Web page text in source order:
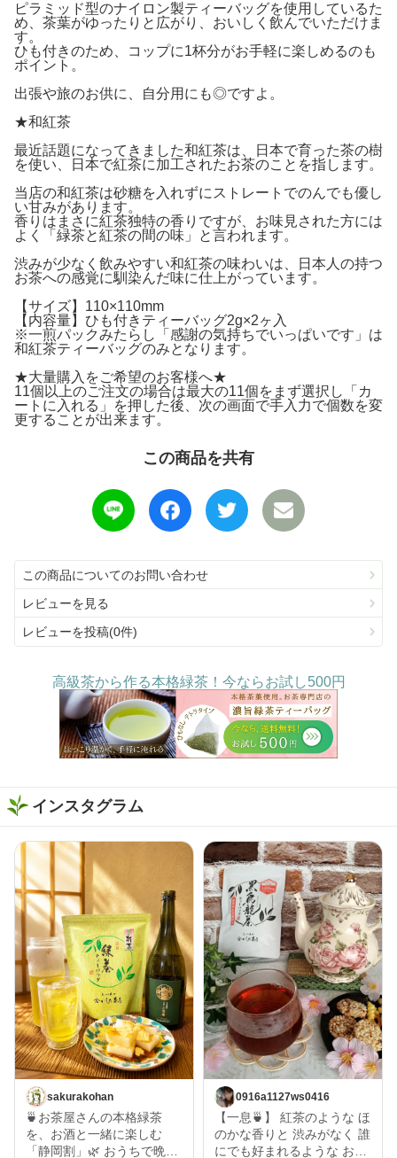
ピラミッド型のナイロン製ティーバッグを使用しているた
め、茶葉がゆったりと広がり、おいしく飲んでいただけま
す。
ひも付きのため、コップに1杯分がお手軽に楽しめるのも
ポイント。
出張や旅のお供に、自分用にも◎ですよ。
★和紅茶
最近話題になってきました和紅茶は、日本で育った茶の樹
を使い、日本で紅茶に加工されたお茶のことを指します。
当店の和紅茶は砂糖を入れずにストレートでのんでも優し
い甘みがあります。
香りはまさに紅茶独特の香りですが、お味見された方には
よく「緑茶と紅茶の間の味」と言われます。
渋みが少なく飲みやすい和紅茶の味わいは、日本人の持つ
お茶への感覚に馴染んだ味に仕上がっています。
【サイズ】110×110mm
【内容量】ひも付きティーバッグ2g×2ヶ入
※一煎パックみたらし「感謝の気持ちでいっぱいです」は
和紅茶ティーバッグのみとなります。
★大量購入をご希望のお客様へ★
11個以上のご注文の場合は最大の11個をまず選択し「カ
ートに入れる」を押した後、次の画面で手入力で個数を変
更することが出来ます。
この商品を共有
この商品についてのお問い合わせ
レビューを見る
レビューを投稿(0件)
高級茶から作る本格緑茶！今ならお試し500円
インスタグラム
sakurakohan
🍵お茶屋さんの本格緑茶
を、お酒と一緒に楽しむ
「静岡割」🌿 おうちで晩酌
0916a1127ws0416
【一息🍵】 紅茶のような ほ
のかな香りと 渋みがなく 誰
にでも好まれるような お茶